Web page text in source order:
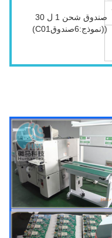
صندوق شحن 1 ل 30
((نموذج:6صندوقC01)